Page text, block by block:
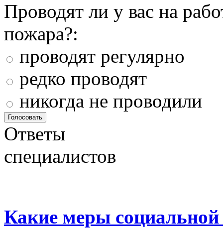
Проводят ли у вас на
пожара?:
проводят регулярно
редко проводят
никогда не проводили
Ответы
специалистов
Какие меры